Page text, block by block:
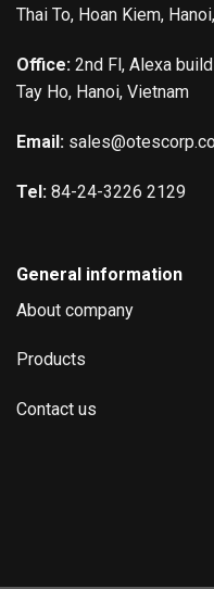
Thai To, Hoan Kiem,
Office: 2nd Fl, Alexa
Tay Ho, Hanoi, Vietnam
Email:
Tel: 84-24-3226 2129
General information
About company
Products
Contact us